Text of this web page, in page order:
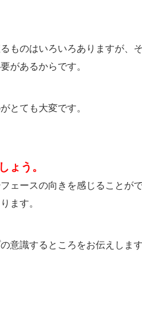
のはいろいろありますが、
があるからです。
とても大変です。
ょう。
ェースの向きを感じることが
ます。
意識するところをお伝えします